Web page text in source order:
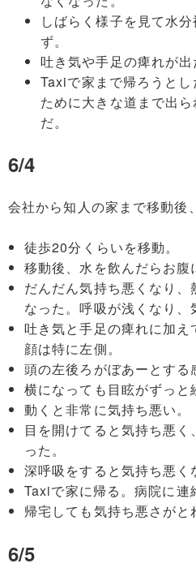
しばらく様子を見て水
ず。
吐き気や手足の痺れが出
Taxiで家まで帰ろうと
ために大きな道まで出
だ。
6/4
会社から知人の家まで移動後
徒歩20分くらいを移動。
移動後、水を飲んだらお腹
だんだん気持ち悪くなり
なった。呼吸が浅くなり、
吐き気と手足の痺れに加え
顔は特に左側。
頭の左後ろがぼあーとする
横になっても目眩がずっと
動くと非常に気持ち悪い。
目を開けてると気持ち悪
った。
深呼吸をすると気持ち悪く
Taxiで家に帰る。病院に連
帰宅しても気持ち悪さがと
6/5